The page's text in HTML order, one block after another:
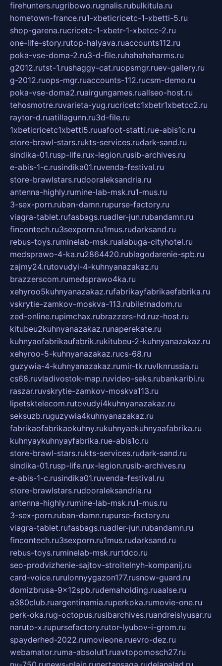
firehunters.rugribowo.rugnalis.rubulkitula.ru
hometown-france.ru1-xbeticricetc-1-xbetti-5.ru
shop-garena.rucricetc-1-xbetr-1-xbetcc-2.ru
one-life-story.rutop-halyava.ruaccounts112.ru
poka-vse-doma-2.ru3-d-file.ruhahahaharms.ru
g2012.rutst-1.rushaggy-cat.ruopsmgr.ruev-gallery.ru
g-2012.ruops-mgr.ruaccounts-112.rucsm-demo.ru
poka-vse-doma2.ruairgungames.ruallseo-host.ru
tehosmotre.ruvarieta-yug.rucricetc1xbetr1xbetcc2.ru
raytor-d.ruatillagunn.ru3d-file.ru
1xbeticricetc1xbetti5.ruuafoot-statti.rue-abis1c.ru
store-brawl-stars.rukts-services.rudark-sand.ru
sindika-01.rusp-life.rux-legion.rusib-archives.ru
e-abis-1-c.rusindika01.ruvenda-festival.ru
store-brawlstars.rudooraleksandria.ru
antenna-highly.rumine-lab-msk.ru1-mus.ru
3-sex-porn.ruban-damn.rupurse-factory.ru
viagra-tablet.rufasbags.ruadler-jun.rubandamn.ru
fincontech.ru3sexporn.ru1mus.rudarksand.ru
rebus-toys.ruminelab-msk.rualabuga-cityhotel.ru
medsprawo-4-ka.ru2864420.rublagodarenie-spb.ru
zajmy24.rutovudyi-4-kuhnyanazakaz.ru
brazzerscom.rumedsprawo4ka.ru
xehyroo5kuhnyanazakaz.rufabrikayfabrikaefabrika.ru
vskrytie-zamkov-moskva-113.rubiletnadom.ru
zed-online.rupimchax.rubrazzers-hd.ruz-host.ru
kitubeu2kuhnyanazakaz.runaperekate.ru
kuhnyaofabrikaufabrik.rukitubeu-2-kuhnyanazakaz.ru
xehyroo-5-kuhnyanazakaz.rucs-68.ru
guzywia-4-kuhnyanazakaz.rumir-tk.ruvlknrussia.ru
cs68.ruvladivostok-map.ruvideo-seks.rubankaribi.ru
raszar.ruvskrytie-zamkov-moskva113.ru
lipetsktelecom.rutovudyi4kuhnyanazakaz.ru
seksuzb.ruguzywia4kuhnyanazakaz.ru
fabrikaofabrikaokuhny.rukuhnyaekuhnyaafabrika.ru
kuhnyaykuhnyayfabrika.rue-abis1c.ru
store-brawl-stars.rukts-services.rudark-sand.ru
sindika-01.rusp-life.rux-legion.rusib-archives.ru
e-abis-1-c.rusindika01.ruvenda-festival.ru
store-brawlstars.rudooraleksandria.ru
antenna-highly.rumine-lab-msk.ru1-mus.ru
3-sex-porn.ruban-damn.rupurse-factory.ru
viagra-tablet.rufasbags.ruadler-jun.rubandamn.ru
fincontech.ru3sexporn.ru1mus.rudarksand.ru
rebus-toys.ruminelab-msk.rurtdco.ru
seo-prodvizhenie-sajtov-stroitelnyh-kompanij.ru
card-voice.rurulonnyygazon177.rusnow-guard.ru
domizbrusa-9x12spb.rudemaholding.ruaalse.ru
a380club.ruargentinamia.ruperkoka.rumovie-one.ru
perk-oka.rug-octopus.rusibarchives.ruandreislyusar.ru
naruto-x.rupursefactory.rutor-lyubov-i-grom.ru
spayderhed-2022.rumovieone.ruevro-dez.ru
webamator.ruma-absolut1.ruavtopomosch27.ru